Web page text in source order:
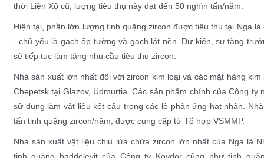
thời Liên Xô cũ, lượng tiêu thụ này đạt đến 50 nghìn tấn/năm.
Hiện tại, phần lớn lượng tinh quặng zircon được tiêu thụ tại Nga
- chủ yếu là gạch ốp tường và gạch lát nền. Dự kiến, sự tăng
sẽ tiếp tục làm tăng nhu cầu tiêu thụ zircon.
Nhà sản xuất lớn nhất đối với zircon kim loại và các mặt hàng
Chepetsk tại Glazov, Udmurtia. Các sản phẩm chính của Công
sử dụng làm vật liệu kết cấu trong các lò phản ứng hạt nhân.
tấn tinh quặng zircon/năm, được cung cấp từ Tổ hợp VSMMP.
Nhà sản xuất vật liệu chịu lửa chứa zircon lớn nhất của Nga là
tinh quặng baddeleyit của Công ty Kovdor cũng như tinh